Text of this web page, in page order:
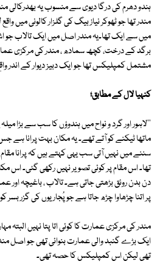
ہندو دھرم کی درگا دیوی سے منسوب یہ بھدرکالی
مندر تھا جو ٹھوکر نیاز بیگ کی گلزار کالونی میں
میں سے ایک تھا۔یہ مندر اصل میں ایک تالاب جو
برگد کے درخت، کچھ سمادھ ، مندر کی مرکزی عمارت
مشتمل کمپلیکس تھا جو ایک دبیز دیوار کے اندر
کنہیا لال کے مطابق؛
''لاہور اور گرد و نواح میں ہندوؤں کا سب سے بڑا
ماتھا ٹیکنے کو آتے تھے۔ یہ مکان بہت پرانا
سننے میں نہیں آتی سب یہی کہتے ہیں کہ پرانا
تھا۔ اس مقام پر کوئی تصویر نہیں رکھی گئی۔
دن بدن رونق بڑھتی جاتی ہے۔ تالاب ، باغیچہ اور
پر اتنا چڑھاوا چڑھ جاتا ہے جو پُجاریوں کی گزر بسر
مندر کی مرکزی عمارت کا کوئی اتا پتا نہیں البتہ
ایک بڑے گنبد والی عمارت بنوائی تھی جو اصل
تھی لیکن اس کمپلیکس کا حصہ تھی۔